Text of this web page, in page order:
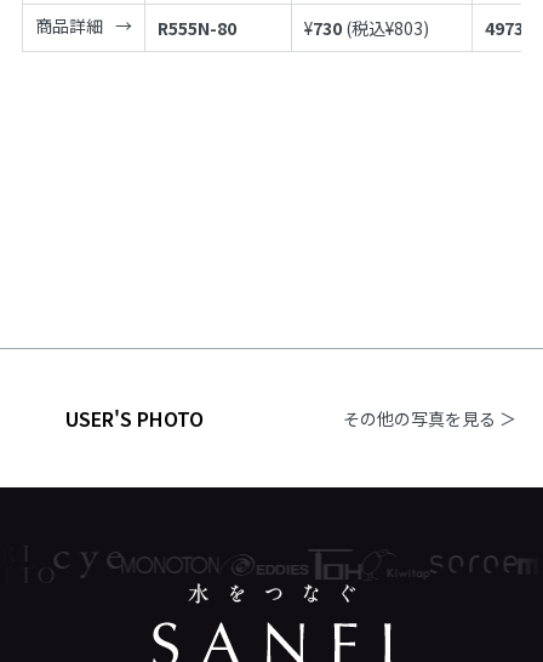
商品詳細
R555N-80 ¥730 (税込¥803)
USER'S PHOTO その他の写真を見る ＞